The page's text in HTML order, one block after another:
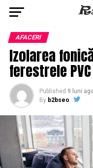
AFACERI
Izolarea
ferestrele
Published 9 luni ago
By b2bseo